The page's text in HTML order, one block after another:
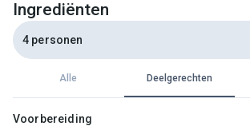
Ingrediënten
4 personen
Alle Deelgerechten
Voorbereiding